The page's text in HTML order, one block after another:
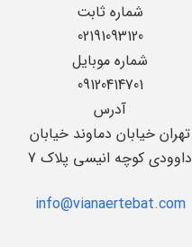
شماره ثابت
02191093120
شماره موبایل
09120414701
آدرس
تهران خیابان دماوند خیابان
داوودی کوچه انیسی پلاک 7
info@vianaertebat.com